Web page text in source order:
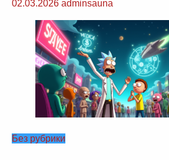
02.03.2026 adminsauna
Без рубрики